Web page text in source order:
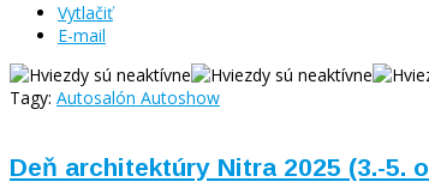
Vytlačiť
E-mail
Tagy: Autosalón Autoshow
Deň architektúry Nitra 2025 (3.-5.